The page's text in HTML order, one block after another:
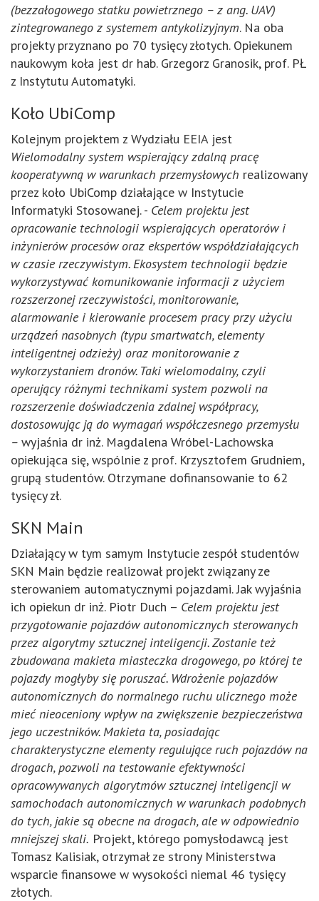
(bezzałogowego statku powietrznego – z ang.UAV)
zintegrowanego z systemem antykolizyjnym. Na oba
projekty przyznano po 70 tysięcy złotych. Opiekunem
naukowym koła jest dr hab. Grzegorz Granosik, prof. PŁ
z Instytutu Automatyki.
Koło UbiComp
Kolejnym projektem z Wydziału EEIA jest
Wielomodalny system wspierający zdalną pracę
kooperatywną w warunkach przemysłowych realizowany
przez koło UbiComp działające w Instytucie
Informatyki Stosowanej. - Celem projektu jest
opracowanie technologii wspierających operatorów i
inżynierów procesów oraz ekspertów współdziałających
w czasie rzeczywistym. Ekosystem technologii będzie
wykorzystywać komunikowanie informacji z użyciem
rozszerzonej rzeczywistości, monitorowanie,
alarmowanie i kierowanie procesem pracy przy użyciu
urządzeń nasobnych (typu smartwatch, elementy
inteligentnej odzieży) oraz monitorowanie z
wykorzystaniem dronów. Taki wielomodalny, czyli
operujący różnymi technikami system pozwoli na
rozszerzenie doświadczenia zdalnej współpracy,
dostosowując ją do wymagań współczesnego przemysłu
– wyjaśnia dr inż. Magdalena Wróbel-Lachowska
opiekująca się, wspólnie z prof. Krzysztofem Grudniem,
grupą studentów. Otrzymane dofinansowanie to 62
tysięcy zł.
SKN Main
Działający w tym samym Instytucie zespół studentów
SKN Main będzie realizował projekt związany ze
sterowaniem automatycznymi pojazdami. Jak wyjaśnia
ich opiekun dr inż. Piotr Duch – Celem projektu jest
przygotowanie pojazdów autonomicznych sterowanych
przez algorytmy sztucznej inteligencji. Zostanie też
zbudowana makieta miasteczka drogowego, po której te
pojazdy mogłyby się poruszać. Wdrożenie pojazdów
autonomicznych do normalnego ruchu ulicznego może
mieć nieoceniony wpływ na zwiększenie bezpieczeństwa
jego uczestników. Makieta ta, posiadając
charakterystyczne elementy regulujące ruch pojazdów na
drogach, pozwoli na testowanie efektywności
opracowywanych algorytmów sztucznej inteligencji w
samochodach autonomicznych w warunkach podobnych
do tych, jakie są obecne na drogach, ale w odpowiednio
mniejszej skali. Projekt, którego pomysłodawcą jest
Tomasz Kalisiak, otrzymał ze strony Ministerstwa
wsparcie finansowe w wysokości niemal 46 tysięcy
złotych.